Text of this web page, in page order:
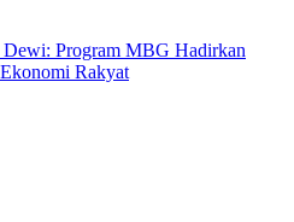
Program MBG Hadirkan
Rakyat